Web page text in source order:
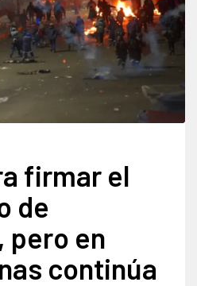
firmar el
de
pero en
continúa